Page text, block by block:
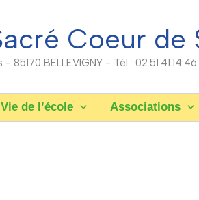
Coeur de
85170 BELLEVIGNY - Tél : 02.51.41.14.46
Vie de l’école Associations